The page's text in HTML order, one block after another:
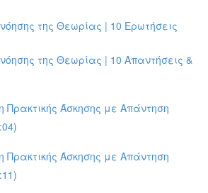
της Θεωρίας | 10 Ερωτήσεις
της Θεωρίας | 10 Απαντήσεις &
Πρακτικής Άσκησης με Απάντηση
Πρακτικής Άσκησης με Απάντηση